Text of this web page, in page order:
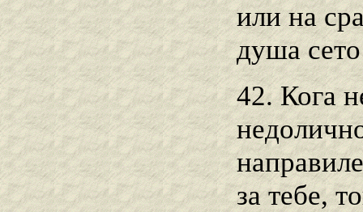
или на
душа
42. Кога
за тебе,